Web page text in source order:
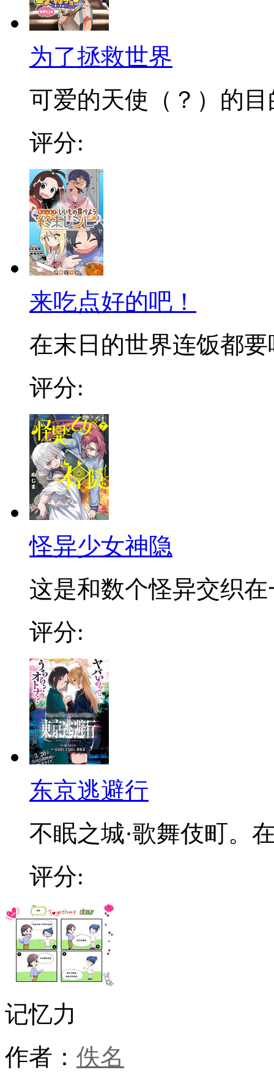
为了拯救世界
可爱的天使（？）的目
评分:
来吃点好的吧！
在末日的世界连饭都要
评分:
怪异少女神隐
这是和数个怪异交织在
评分:
东京逃避行
不眠之城·歌舞伎町。
评分:
记忆力
作者： 佚名